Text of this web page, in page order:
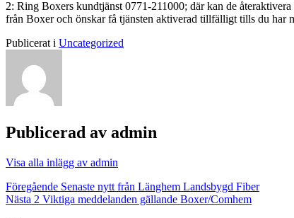
2: Ring Boxers kundtjänst 0771-211000; där kan de
från Boxer och önskar få tjänsten aktiverad tillfälligt tills du har
Publicerat i Uncategorized
Publicerad av admin
Visa alla inlägg av admin
Inläggsnavigering
Föregående Senaste nytt från Länghem Landsbygd Fiber
Nästa 2 Viktiga meddelanden gällande Boxer/Comhem